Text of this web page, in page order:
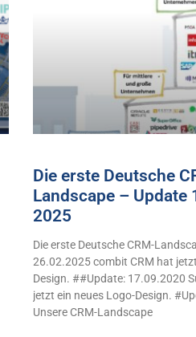
Die erste Deutsche
Landscape – Update
2025
Die erste Deutsche CRM-
26.02.2025 combit CRM hat
Design. ##Update: 17.09.2020
jetzt ein neues Logo-Design.
Unsere CRM-Landscape